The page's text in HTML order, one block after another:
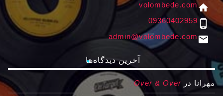
home
volombede.com
phone_android
09360402959
email
admin@volombede.com
آخرین دیدگاه‌ها
مهرانا در Over & Over